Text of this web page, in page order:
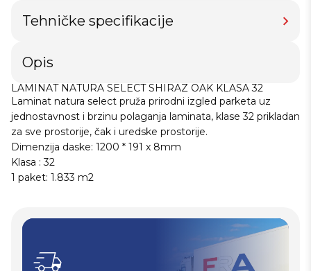
Tehničke specifikacije
Opis
LAMINAT NATURA SELECT SHIRAZ OAK KLASA 32
Laminat natura select pruža prirodni izgled parketa uz
jednostavnost i brzinu polaganja laminata, klase 32 prikladan
za sve prostorije, čak i uredske prostorije.
Dimenzija daske: 1200 * 191 x 8mm
Klasa : 32
1 paket: 1.833 m2